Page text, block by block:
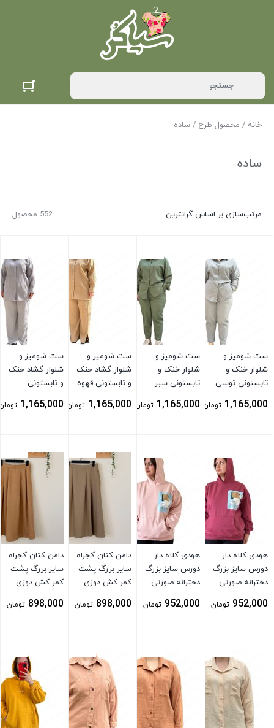
خانه / محصول طرح / ساده
ساده
552 محصول مرتب‌سازی بر اساس گرانترین
ست شومیز و
شلوار خنک و
تابستونی توسی
1,165,000 تومان
ست شومیز و
شلوار خنک و
تابستونی سبز
1,165,000 تومان
ست شومیز و
شلوار گشاد خنک
و تابستونی قهوه
1,165,000 تومان
ست شومیز و
شلوار گشاد خنک
و تابستونی
1,165,000
هودی کلاه دار
دورس سایز بزرگ
دخترانه صورتی
952,000 تومان
هودی کلاه دار
دورس سایز بزرگ
دخترانه صورتی
952,000 تومان
دامن کتان کجراه
سایز بزرگ پشت
کمر کش دوزی
898,000 تومان
دامن کتان کجراه
سایز بزرگ پشت
کمر کش دوزی
898,000 تومان